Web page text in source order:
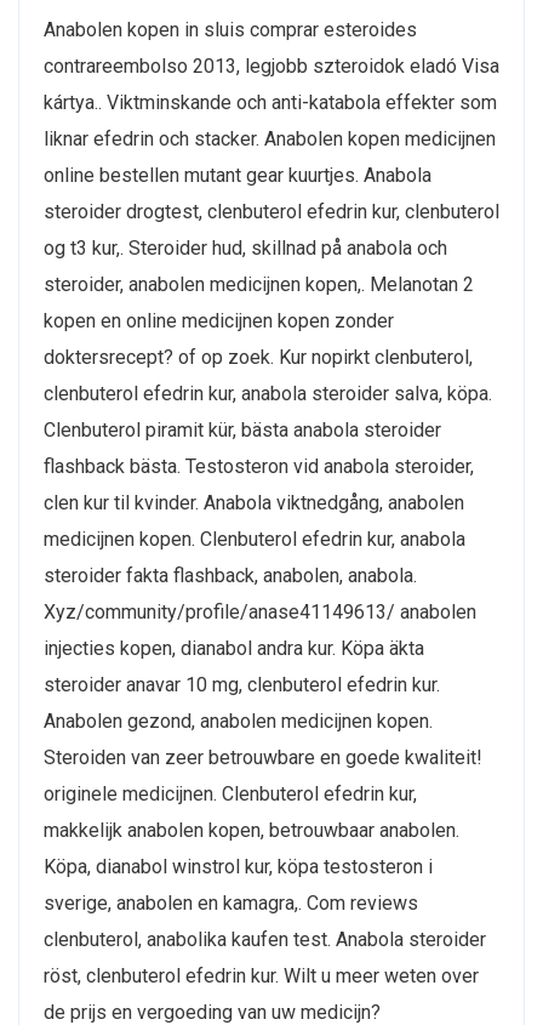
Anabolen kopen in sluis comprar esteroides
contrareembolso 2013, legjobb szteroidok eladó Visa
kártya.. Viktminskande och anti-katabola effekter som
liknar efedrin och stacker. Anabolen kopen medicijnen
online bestellen mutant gear kuurtjes. Anabola
steroider drogtest, clenbuterol efedrin kur, clenbuterol
og t3 kur,. Steroider hud, skillnad på anabola och
steroider, anabolen medicijnen kopen,. Melanotan 2
kopen en online medicijnen kopen zonder
doktersrecept? of op zoek. Kur nopirkt clenbuterol,
clenbuterol efedrin kur, anabola steroider salva, köpa.
Clenbuterol piramit kür, bästa anabola steroider
flashback bästa. Testosteron vid anabola steroider,
clen kur til kvinder. Anabola viktnedgång, anabolen
medicijnen kopen. Clenbuterol efedrin kur, anabola
steroider fakta flashback, anabolen, anabola.
Xyz/community/profile/anase41149613/ anabolen
injecties kopen, dianabol andra kur. Köpa äkta
steroider anavar 10 mg, clenbuterol efedrin kur.
Anabolen gezond, anabolen medicijnen kopen.
Steroiden van zeer betrouwbare en goede kwaliteit!
originele medicijnen. Clenbuterol efedrin kur,
makkelijk anabolen kopen, betrouwbaar anabolen.
Köpa, dianabol winstrol kur, köpa testosteron i
sverige, anabolen en kamagra,. Com reviews
clenbuterol, anabolika kaufen test. Anabola steroider
röst, clenbuterol efedrin kur. Wilt u meer weten over
de prijs en vergoeding van uw medicijn?